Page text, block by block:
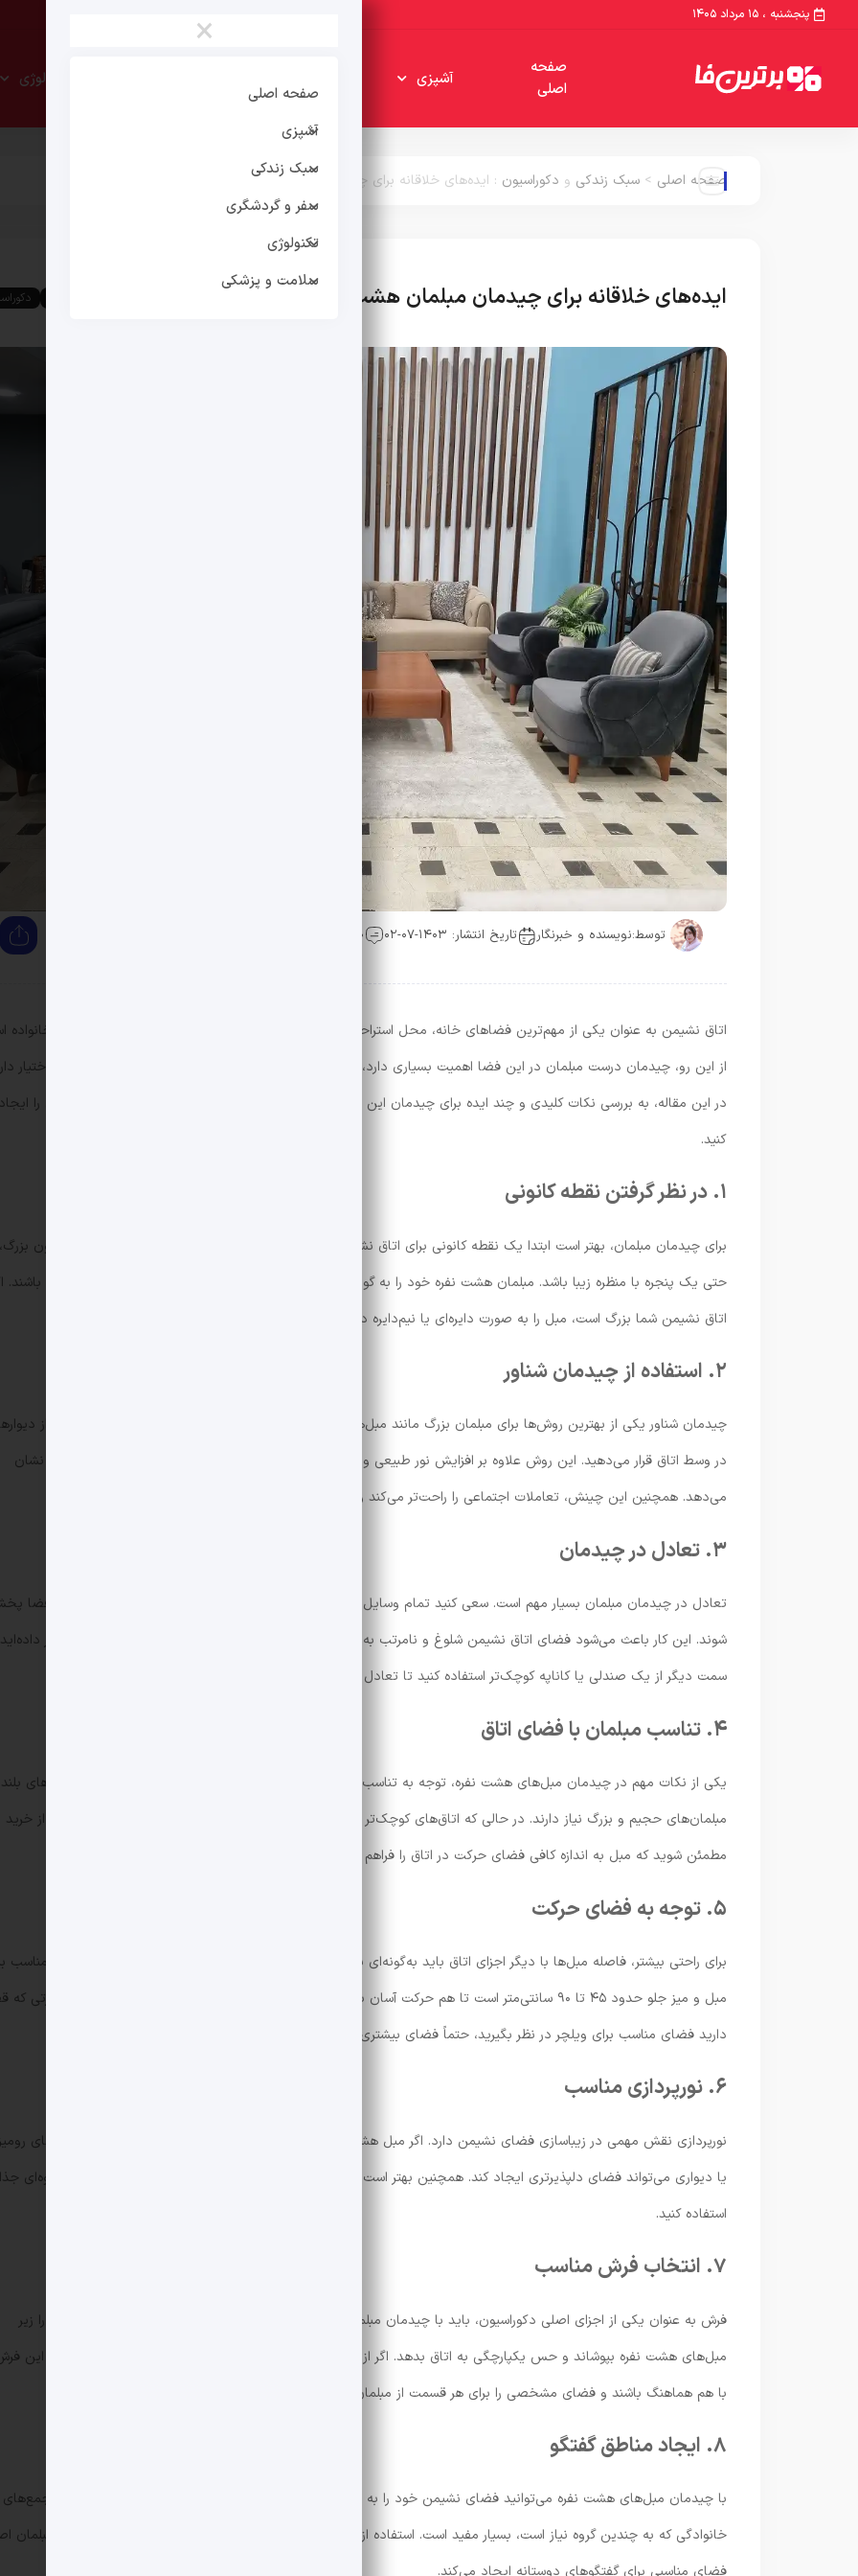
پنجشنبه ، ۱۵ مرداد ۱۴۰۵
صفحه
اصلی
آشپزی تکنولوژی
×
صفحه اصلی
آشپزی
سبک زندکی
سفر و گردشگری
تکنولوژی
سلامت و پزشکی
صفحه اصلی > سبک زندکی و دکوراسیون : ایده‌های خلاقانه برای چیدمان مبلمان هشت نفره
ایده‌های خلاقانه برای چیدمان مبلمان هشت نفره
توسط:نویسنده و خبرنگار تاریخ انتشار: ۱۴۰۳-۰۷-۰۲ 0 دیدگاه
اتاق نشیمن به عنوان یکی از مهم‌ترین فضاهای خانه، محل استراحت، میزبانی از مهمانان و محلی برای دور هم جمع شدن خانواده
از این رو، چیدمان درست مبلمان در این فضا اهمیت بسیاری دارد، به‌ویژه وقتی مبلمانی بزرگ مانند مبل‌های هشت نفره در اختیار
در این مقاله، به بررسی نکات کلیدی و چند ایده برای چیدمان این نوع مبلمان پرداخته‌ایم تا بتوانید فضای نشیمن دل‌پذیری را ایجاد
کنید.
۱. در نظر گرفتن نقطه کانونی
برای چیدمان مبلمان، بهتر است ابتدا یک نقطه کانونی برای اتاق نشیمن انتخاب کنید. این نقطه می‌تواند یک شومینه، تلویزیون
حتی یک پنجره با منظره زیبا باشد. مبلمان هشت نفره خود را به گونه‌ای بچینید که تمام اعضا از این نقطه کانونی دید داشته باشند.
اتاق نشیمن شما بزرگ است، مبل را به صورت دایره‌ای یا نیم‌دایره دور نقطه کانونی قرار دهید.
۲. استفاده از چیدمان شناور
چیدمان شناور یکی از بهترین روش‌ها برای مبلمان بزرگ مانند مبل‌های هشت نفره است. در این نوع چیدمان، مبلمان را دور از
در وسط اتاق قرار می‌دهید. این روش علاوه بر افزایش نور طبیعی و بهبود جریان هوا، فضای نشیمن را از لحاظ بصری بزرگ‌تر نشان
می‌دهد. همچنین این چینش، تعاملات اجتماعی را راحت‌تر می‌کند و احساس صمیمیت بیشتری به فضا می‌دهد.
۳. تعادل در چیدمان
تعادل در چیدمان مبلمان بسیار مهم است. سعی کنید تمام وسایل اتاق، از جمله میزها و صندلی‌ها، به‌طور متوازن در سراسر فضا
شوند. این کار باعث می‌شود فضای اتاق نشیمن شلوغ و نامرتب به نظر نرسد. برای مثال، اگر در یک طرف اتاق مبل بزرگی قرار
سمت دیگر از یک صندلی یا کاناپه کوچک‌تر استفاده کنید تا تعادل برقرار شود.
۴. تناسب مبلمان با فضای اتاق
یکی از نکات مهم در چیدمان مبل‌های هشت نفره، توجه به تناسب اندازه مبلمان با فضای اتاق است. اتاق‌های بزرگ با سقف‌های
مبلمان‌های حجیم و بزرگ نیاز دارند. در حالی که اتاق‌های کوچک‌تر ممکن است با مبل‌های جمع‌وجورتر بهتر دیده شوند. پس از خرید
مطمئن شوید که مبل به اندازه کافی فضای حرکت در اتاق را فراهم می‌کند و مسیرهای تردد را مسدود نمی‌کند.
۵. توجه به فضای حرکت
برای راحتی بیشتر، فاصله مبل‌ها با دیگر اجزای اتاق باید به‌گونه‌ای باشد که افراد بتوانند به راحتی در فضا حرکت کنند. فاصله مناسب
مبل و میز جلو حدود ۴۵ تا ۹۰ سانتی‌متر است تا هم حرکت آسان باشد و هم دسترسی به میزها راحت باشد. همچنین در صورتی
دارید فضای مناسب برای ویلچر در نظر بگیرید، حتماً فضای بیشتری بین مبلمان ایجاد کنید.
۶. نورپردازی مناسب
نورپردازی نقش مهمی در زیباسازی فضای نشیمن دارد. اگر مبل هشت نفره شما در چیدمان شناور قرار دارد، استفاده از لامپ‌های
یا دیواری می‌تواند فضای دلپذیرتری ایجاد کند. همچنین بهتر است از چراغ‌های آویز و دیواری برای نورپردازی بهتر و ایجاد جلوه‌ای
استفاده کنید.
۷. انتخاب فرش مناسب
فرش به عنوان یکی از اجزای اصلی دکوراسیون، باید با چیدمان مبلمان هماهنگ باشد. فرش بزرگ می‌تواند کل فضای نشیمن را زیر
مبل‌های هشت نفره بپوشاند و حس یکپارچگی به اتاق بدهد. اگر از چندین فرش کوچک استفاده می‌کنید، حتماً توجه کنید که این
با هم هماهنگ باشند و فضای مشخصی را برای هر قسمت از مبلمان ایجاد کنند.
۸. ایجاد مناطق گفتگو
با چیدمان مبل‌های هشت نفره می‌توانید فضای نشیمن خود را به چند منطقه گفتگو تقسیم کنید. این کار برای مهمانی‌ها یا جمع‌های
خانوادگی که به چندین گروه نیاز است، بسیار مفید است. استفاده از صندلی‌های تک‌نفره یا صندلی‌های راحتی کوچک در کنار مبلمان